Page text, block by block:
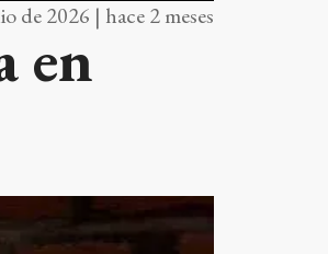
de 2026 | hace 2 meses
en